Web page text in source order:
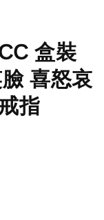
盒裝
喜怒哀
指